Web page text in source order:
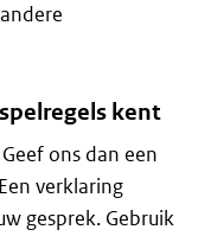
kent
ons dan een
verklaring
gesprek. Gebruik